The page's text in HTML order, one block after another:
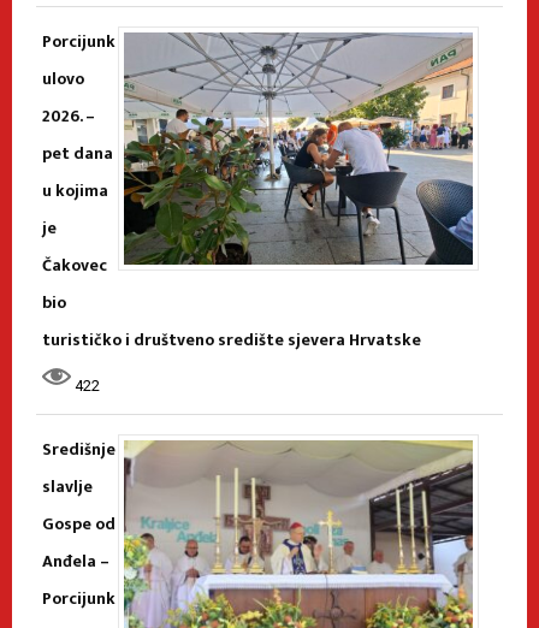
Porcijunk
ulovo
2026. –
pet dana
u kojima
je
Čakovec
bio
turističko i društveno središte sjevera Hrvatske
422
Središnje
slavlje
Gospe od
Anđela –
Porcijunk